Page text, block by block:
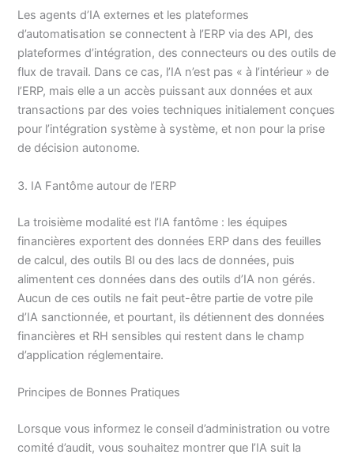
Les agents d’IA externes et les plateformes
d’automatisation se connectent à l’ERP via des API, des
plateformes d’intégration, des connecteurs ou des outils de
flux de travail. Dans ce cas, l’IA n’est pas « à l’intérieur » de
l’ERP, mais elle a un accès puissant aux données et aux
transactions par des voies techniques initialement conçues
pour l’intégration système à système, et non pour la prise
de décision autonome.
3. IA Fantôme autour de l’ERP
La troisième modalité est l’IA fantôme : les équipes
financières exportent des données ERP dans des feuilles
de calcul, des outils BI ou des lacs de données, puis
alimentent ces données dans des outils d’IA non gérés.
Aucun de ces outils ne fait peut-être partie de votre pile
d’IA sanctionnée, et pourtant, ils détiennent des données
financières et RH sensibles qui restent dans le champ
d’application réglementaire.
Principes de Bonnes Pratiques
Lorsque vous informez le conseil d’administration ou votre
comité d’audit, vous souhaitez montrer que l’IA suit la